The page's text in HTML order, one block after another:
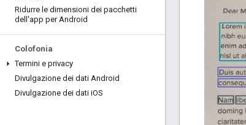
Ridurre le dimensioni dei pacchetti
dell'app per Android
Colofonia
Termini e privacy
Divulgazione dei dati Android
Divulgazione dei dati iOS